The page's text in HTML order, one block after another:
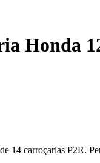
Honda
carroçarias P2R.